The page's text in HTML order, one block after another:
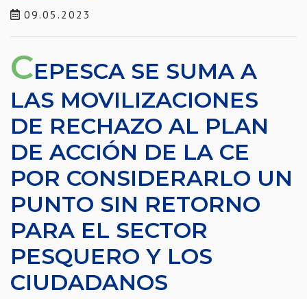
09.05.2023
CEPESCA SE SUMA A
LAS MOVILIZACIONES
DE RECHAZO AL PLAN
DE ACCIÓN DE LA CE
POR CONSIDERARLO UN
PUNTO SIN RETORNO
PARA EL SECTOR
PESQUERO Y LOS
CIUDADANOS